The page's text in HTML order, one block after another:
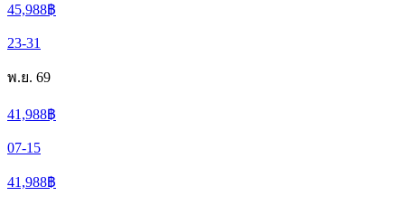
45,988฿
23-31
พ.ย. 69
41,988฿
07-15
41,988฿